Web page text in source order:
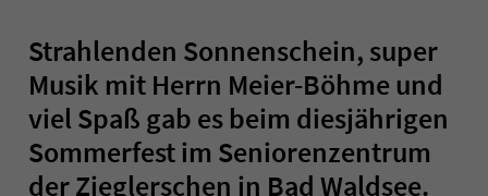
Strahlenden Sonnenschein, super
Musik mit Herrn Meier-Böhme und
viel Spaß gab es beim diesjährigen
Sommerfest im Seniorenzentrum
der Zieglerschen in Bad Waldsee.